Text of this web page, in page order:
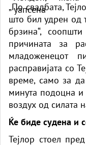
„По свадбата,
што бил удрен од
брзина“,
причината за
младоженецот
расправијата со
време, само за
минута подоцна и
воздух од силата
Ќе биде судена и
Тејлор стоел